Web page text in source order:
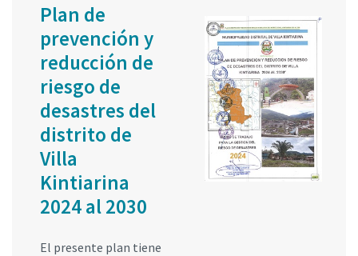
Plan de
prevención y
reducción de
riesgo de
desastres del
distrito de
Villa
Kintiarina
2024 al 2030
El presente plan tiene